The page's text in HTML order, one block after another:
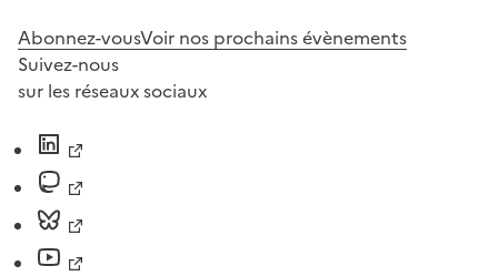
Abonnez-vousVoir nos prochains évènements
Suivez-nous
sur les réseaux sociaux